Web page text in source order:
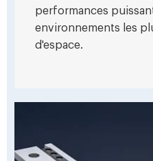
performances
environnements les
d'espace.